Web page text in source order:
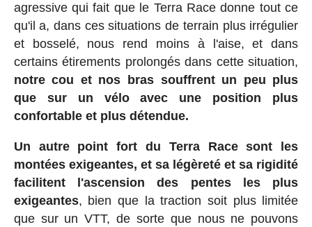
agressive qui fait que le Terra Race donne tout ce
qu'il a, dans ces situations de terrain plus irrégulier
et bosselé, nous rend moins à l'aise, et dans
certains étirements prolongés dans cette situation,
notre cou et nos bras souffrent un peu plus
que sur un vélo avec une position plus
confortable et plus détendue.
Un autre point fort du Terra Race sont les
montées exigeantes, et sa légèreté et sa rigidité
facilitent l'ascension des pentes les plus
exigeantes, bien que la traction soit plus limitée
que sur un VTT, de sorte que nous ne pouvons